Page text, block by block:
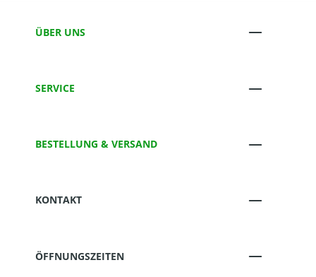
ÜBER UNS
SERVICE
BESTELLUNG & VERSAND
KONTAKT
ÖFFNUNGSZEITEN